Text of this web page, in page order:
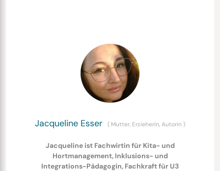
Jacqueline Esser ( Mutter, Erzieherin, Autorin )
Jacqueline ist Fachwirtin für Kita- und
Hortmanagement, Inklusions- und
Integrations-Pädagogin, Fachkraft für U3